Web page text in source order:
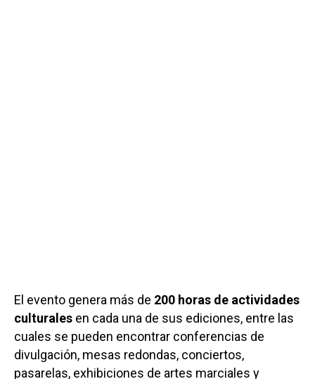
El evento genera más de 200 horas de actividades
culturales en cada una de sus ediciones, entre las
cuales se pueden encontrar conferencias de
divulgación, mesas redondas, conciertos,
pasarelas, exhibiciones de artes marciales y